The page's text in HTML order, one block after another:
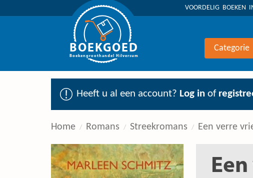
VOORDELIG BOEKEN
BOEKGOED
Boekengroothandel Hilversum
Categorie
Heeft u al een account? Log in of
Home Romans Streekromans Een verre